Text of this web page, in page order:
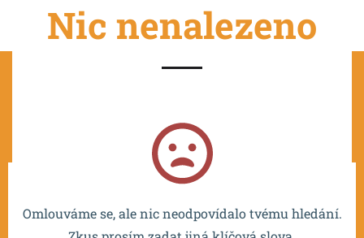
Nic nenalezeno
Omlouváme se, ale nic neodpovídalo tvému hledání.